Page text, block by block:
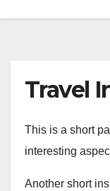
Travel
This is a short
interesting
Another short